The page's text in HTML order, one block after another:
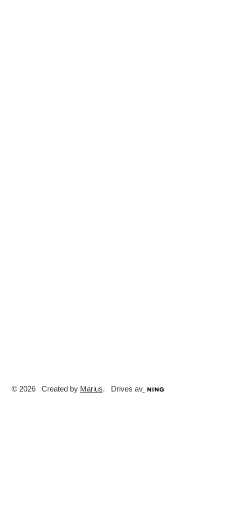
© 2026 Created by Marius. Drives av